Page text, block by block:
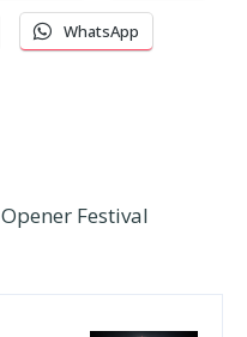
WhatsApp
Opener Festival